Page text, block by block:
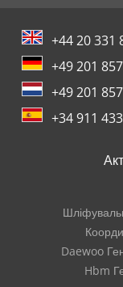
+44 20 331
+49 201
+49 201
+34 911
Daewoo
Hbm